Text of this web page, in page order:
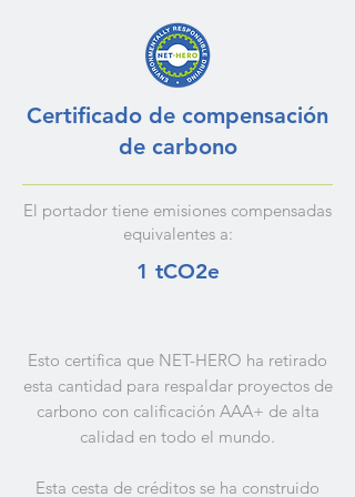
Certificado de compensación
de carbono
El portador tiene emisiones compensadas
equivalentes a:
1 tCO2e
Esto certifica que NET-HERO ha retirado
esta cantidad para respaldar proyectos de
carbono con calificación AAA+ de alta
calidad en todo el mundo.
Esta cesta de créditos se ha construido